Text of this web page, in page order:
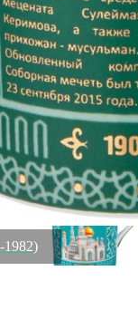
1982)
Чайная пара
Быстрый
1 009₽ 558₽
Скидка!